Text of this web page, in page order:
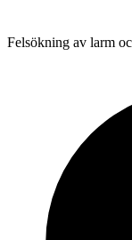
Felsökning av larm